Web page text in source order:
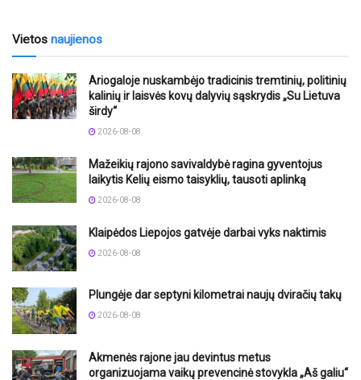
Vietos naujienos
Ariogaloje nuskambėjo tradicinis tremtinių, politinių
kalinių ir laisvės kovų dalyvių sąskrydis „Su Lietuva
širdy“
2026-08-08
Mažeikių rajono savivaldybė ragina gyventojus
laikytis Kelių eismo taisyklių, tausoti aplinką
2026-08-08
Klaipėdos Liepojos gatvėje darbai vyks naktimis
2026-08-08
Plungėje dar septyni kilometrai naujų dviračių takų
2026-08-08
Akmenės rajone jau devintus metus
organizuojama vaikų prevencinė stovykla „Aš galiu“